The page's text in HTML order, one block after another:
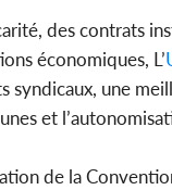
des contrats
économiques, L’
syndicaux, une
et
de la